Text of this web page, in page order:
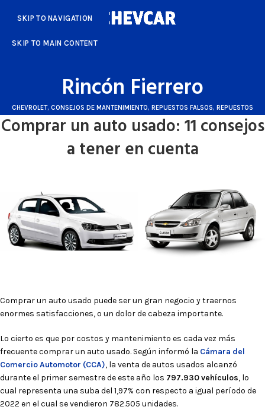
SKIP TO NAVIGATION
SKIP TO MAIN CONTENT
Rincón Fierrero
CHEVROLET, CONSEJOS DE MANTENIMIENTO, REPUESTOS FALSOS, REPUESTOS
ORIGINALES
VOLKSWAGEN
Comprar un auto usado: 11 consejos
a tener en cuenta
Comprar un auto usado puede ser un gran negocio y traernos
enormes satisfacciones, o un dolor de cabeza importante.
Lo cierto es que por costos y mantenimiento es cada vez más
frecuente comprar un auto usado. Según informó la Cámara del
Comercio Automotor (CCA), la venta de autos usados alcanzó
durante el primer semestre de este año los 797.930 vehículos, lo
cual representa una suba del 1,97% con respecto a igual período de
2022 en el cual se vendieron 782.505 unidades.